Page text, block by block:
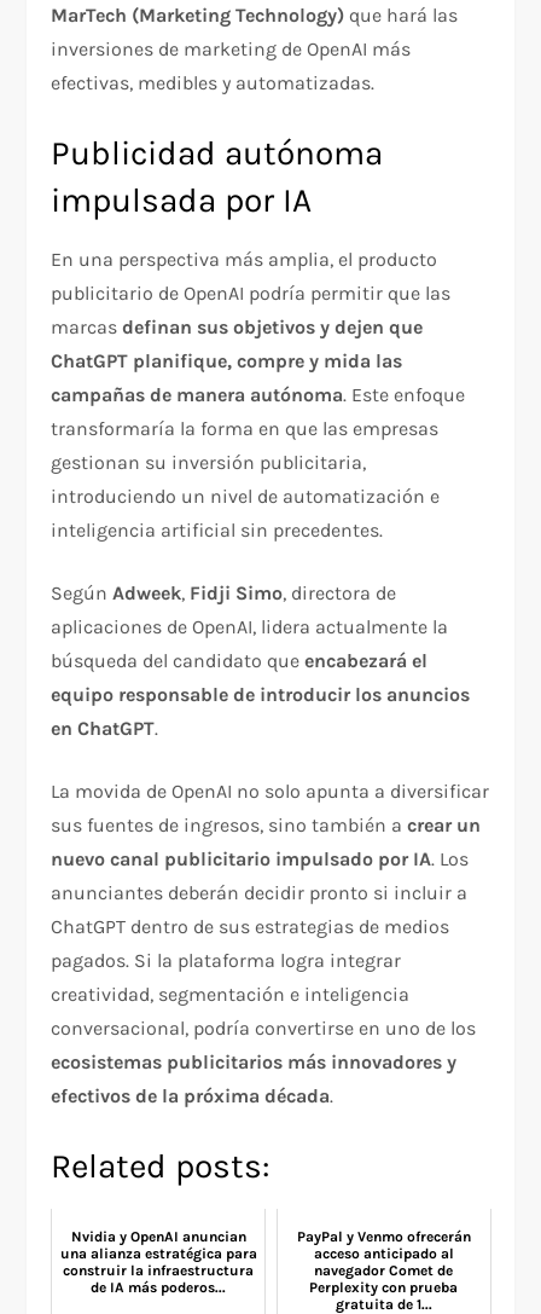
MarTech (Marketing Technology) que hará las
inversiones de marketing de OpenAI más
efectivas, medibles y automatizadas.
Publicidad autónoma
impulsada por IA
En una perspectiva más amplia, el producto
publicitario de OpenAI podría permitir que las
marcasdefinan sus objetivos y dejen que
ChatGPT planifique, compre y mida las
campañas de manera autónoma. Este enfoque
transformaría la forma en que las empresas
gestionan su inversión publicitaria,
introduciendo un nivel de automatización e
inteligencia artificial sin precedentes.
SegúnAdweek, Fidji Simo, directora de
aplicaciones de OpenAI, lidera actualmente la
búsqueda del candidato queencabezará el
equipo responsable de introducir los anuncios
en ChatGPT.
La movida de OpenAI no solo apunta a diversificar
sus fuentes de ingresos, sino también acrear un
nuevo canal publicitario impulsado por IA. Los
anunciantes deberán decidir pronto si incluir a
ChatGPT dentro de sus estrategias de medios
pagados. Si la plataforma logra integrar
creatividad, segmentación e inteligencia
conversacional, podría convertirse en uno de los
ecosistemas publicitarios más innovadores y
efectivos de la próxima década.
Related posts:
Nvidia y OpenAI anuncian
una alianza estratégica para
construir la infraestructura
de IA más poderos...
PayPal y Venmo ofrecerán
acceso anticipado al
navegador Comet de
Perplexity con prueba
gratuita de 1...